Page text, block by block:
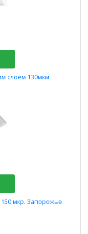
слоем 130мкм
мкр. Запорожье